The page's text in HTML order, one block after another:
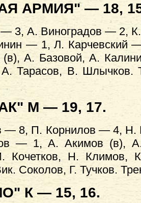
АРМИЯ" — 18,
3, А. Виноградов — 2,
— 1, Л.
(в), А. Базовой, А.
А. Тарасов, В.
М — 19, 17.
— 8, П. Корнилов — 4,
— 1, А. Акимов (в), А.
Кочетков, Н. Климов,
Соколов, Г. Тучков.
К — 15, 16.